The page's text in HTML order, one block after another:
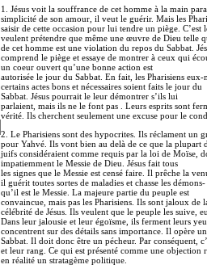
1. Jésus voit la souffrance de cet homme à la main
simplicité de son amour, il veut le guérir. Mais les
saisir de cette occasion pour lui tendre un piège. C’est
veulent prétendre que même une œuvre de Dieu telle
de cet homme est une violation du repos du Sabbat.
comprend le piège et essaye de montrer à ceux qui
un coeur ouvert qu’une bonne action est
autorisée le jour du Sabbat. En fait, les Pharisiens eux-
certains actes bons et nécessaires soient faits le jour du
Sabbat. Jésus pourrait le leur démontrer s’ils lui
parlaient, mais ils ne le font pas . Leurs esprits sont
vérité. Ils cherchent seulement une excuse pour le
2. Le Pharisiens sont des hypocrites. Ils réclament un
pour Yahvé. Ils vont bien au delà de ce que la plupart
juifs considéraient comme requis par la loi de Moïse,
impatiemment le Messie de Dieu. Jésus fait tous
les signes que le Messie est censé faire. Il prêche la
il guérit toutes sortes de maladies et chasse les
qu’il est le Messie. La majeure partie du peuple est
convaincue, mais pas les Pharisiens. Ils sont jaloux de
célébrité de Jésus. Ils veulent que le peuple les suive,
Dans leur jalousie et leur égoïsme, ils ferment leurs
concentrent sur des détails sans importance. Il opère
Sabbat. Il doit donc être un pécheur. Par conséquent,
et leur rang. Ce qui est présenté comme une objection
en réalité un stratagème politique.